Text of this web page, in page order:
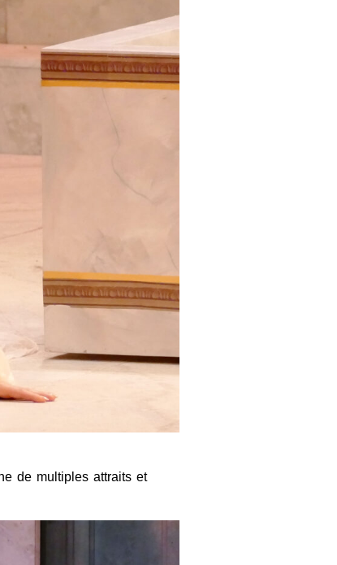
de multiples attraits et